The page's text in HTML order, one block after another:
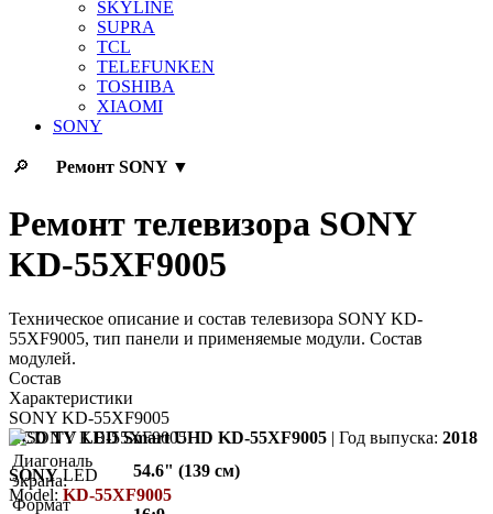
SKYLINE
SUPRA
TCL
TELEFUNKEN
TOSHIBA
XIAOMI
SONY
🔎 Ремонт SONY▼
Ремонт телевизора SONY
KD-55XF9005
Техническое описание и состав телевизора SONY KD-
55XF9005, тип панели и применяемые модули. Состав
модулей.
Состав
Характеристики
SONY KD-55XF9005
LCD TV LED Smart UHD KD-55XF9005 | Год выпуска: 2018
Диагональ
экрана:
54.6" (139 см)
Формат
SONYLED
Model: KD-55XF9005